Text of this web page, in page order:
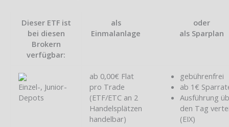
Dieser ETF ist
bei diesen
Brokern
verfügbar:
als
Einmalanlage
oder
als Sparplan
Einzel-, Junior-
Depots
ab 0,00€ Flat
pro Trade
(ETF/ETC an 2
Handelsplätzen
handelbar)
gebührenfrei
ab 1€
Ausführung
den Tag
(EIX)